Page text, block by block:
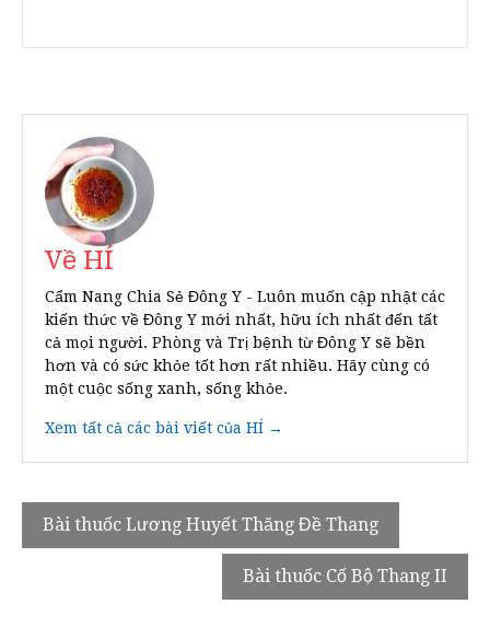
Về HÍ
Cẩm Nang Chia Sẻ Đông Y - Luôn muốn cập nhật các
kiến thức về Đông Y mới nhất, hữu ích nhất đến tất
cả mọi người. Phòng và Trị bệnh từ Đông Y sẽ bền
hơn và có sức khỏe tốt hơn rất nhiều. Hãy cùng có
một cuộc sống xanh, sống khỏe.
Xem tất cả các bài viết của HÍ →
Điều
hướng
Bài thuốc Lương Huyết Thăng Đề Thang
Bài thuốc Cố Bộ Thang II